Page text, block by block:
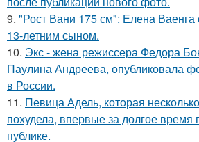
9. "Рост Вани 175 см": Елена
13-летним сыном.
10. Экс - жена режиссера Федора
Паулина Андреева, опубликовала
в России.
11. Певица Адель, которая
похудела, впервые за долгое время
публике.